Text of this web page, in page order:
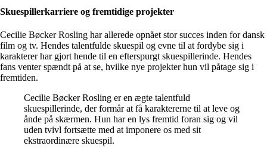
Skuespillerkarriere og fremtidige projekter
Cecilie Bøcker Rosling har allerede opnået stor succes inden for dansk
film og tv. Hendes talentfulde skuespil og evne til at fordybe sig i
karakterer har gjort hende til en efterspurgt skuespillerinde. Hendes
fans venter spændt på at se, hvilke nye projekter hun vil påtage sig i
fremtiden.
Cecilie Bøcker Rosling er en ægte talentfuld
skuespillerinde, der formår at få karaktererne til at leve og
ånde på skærmen. Hun har en lys fremtid foran sig og vil
uden tvivl fortsætte med at imponere os med sit
ekstraordinære skuespil.